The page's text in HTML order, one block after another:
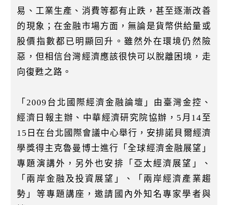
易、工業生產、消費等都有止跌，甚至逐漸改善
的現象；在金融市場方面，無論是貨幣供給量或
股價指數都已明顯回升。雖然外在環境仍然險
惡，但相信台灣經濟應該很快可以脫離困境，走
向復甦之路。
「2009台北國際經濟金融論壇」由臺灣金控、
經濟日報主辦、中華經濟研究院協辦，5月14至
15日在台北國際會議中心舉行，安排諾貝爾經濟
學獎得主克魯曼博士進行「全球經濟金融展望」
專題演講外，另外也安排「亞太經濟展望」、
「兩岸金融及投資展望」、「兩岸經濟產業趨
勢」等專題講座，邀請國內外知名專家學者與